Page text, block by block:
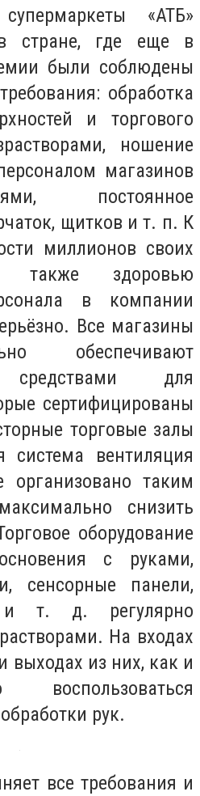
«АТБ»
стране, где еще в
были соблюдены
обработка
и торгового
ношение
магазинов
постоянное
щитков и т. п. К
миллионов своих
также здоровью
в компании
Все магазины
обеспечивают
средствами для
сертифицированы
торговые залы
система вентиляция
таким
снизить
оборудование
с руками,
сенсорные панели,
т. д. регулярно
На входах
выходах из них, как и
рук.
все требования и